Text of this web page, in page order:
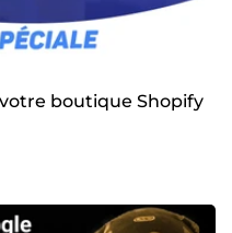
boutique Shopify